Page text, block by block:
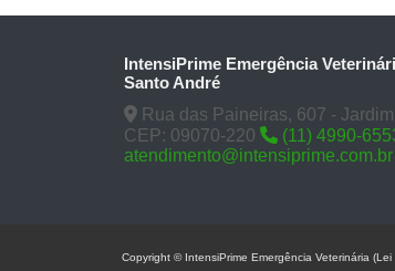
IntensiPrime Emergência
Santo André
Rua das Paineiras, 607 -
CEP: 09070-220
(11) 4990-
atendimento@intensiprime.com.br
Copyright © IntensiPrime Emergência Veterinária